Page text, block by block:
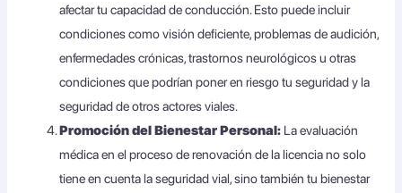
afectar tu capacidad de conducción. Esto puede incluir
condiciones como visión deficiente, problemas de audición,
enfermedades crónicas, trastornos neurológicos u otras
condiciones que podrían poner en riesgo tu seguridad y la
seguridad de otros actores viales.
Promoción del Bienestar Personal: La evaluación
médica en el proceso de renovación de la licencia no solo
tiene en cuenta la seguridad vial, sino también tu bienestar